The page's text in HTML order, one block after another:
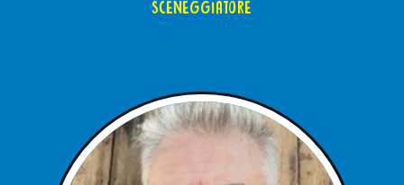
SCENEGGIATORE